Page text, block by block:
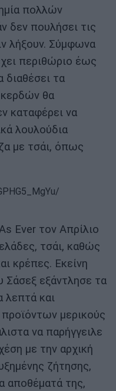
πολλών
δεν πουλήσει τις
λήξουν. Σύμφωνα
περιθώριο έως
διαθέσει τα
θα
καταφέρει να
λουλούδια
με τσάι, όπως
Ever τον Απρίλιο
τσάι, καθώς
κρέπες. Εκείνη
Σάσεξ εξάντλησε τα
λεπτά και
μερικούς
να παρήγγειλε
με την αρχική
ζήτησης,
αποθέματά της,